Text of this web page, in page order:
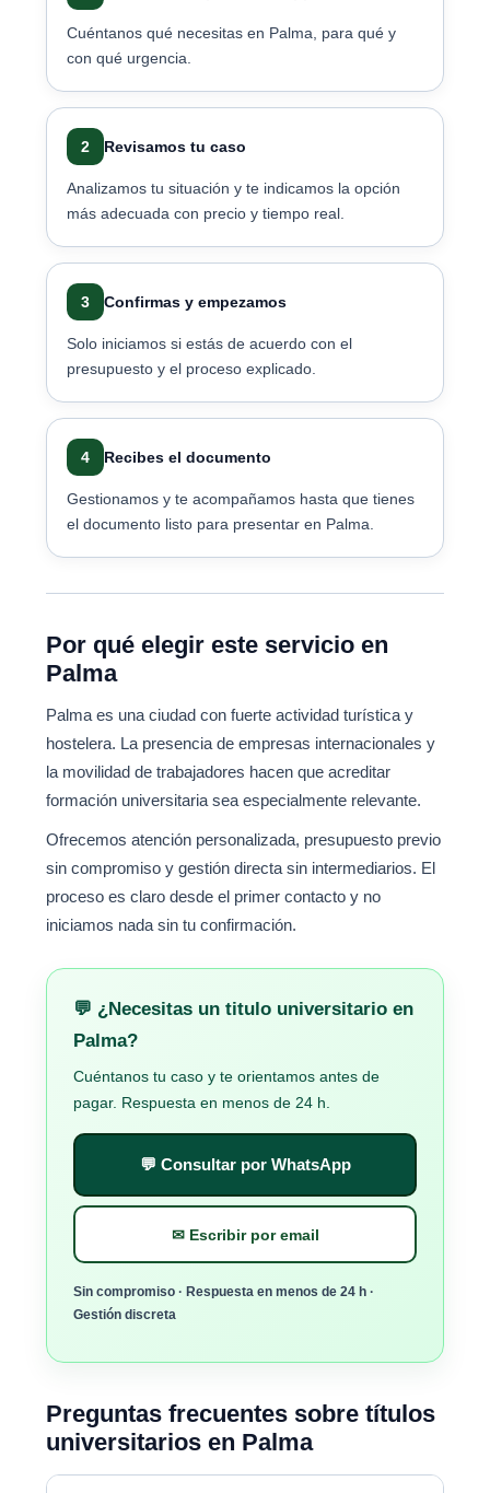
Cuéntanos qué necesitas en Palma, para qué y
con qué urgencia.
2 Revisamos tu caso
Analizamos tu situación y te indicamos la opción
más adecuada con precio y tiempo real.
3 Confirmas y empezamos
Solo iniciamos si estás de acuerdo con el
presupuesto y el proceso explicado.
4 Recibes el documento
Gestionamos y te acompañamos hasta que tienes
el documento listo para presentar en Palma.
Por qué elegir este servicio en
Palma
Palma es una ciudad con fuerte actividad turística y
hostelera. La presencia de empresas internacionales y
la movilidad de trabajadores hacen que acreditar
formación universitaria sea especialmente relevante.
Ofrecemos atención personalizada, presupuesto previo
sin compromiso y gestión directa sin intermediarios. El
proceso es claro desde el primer contacto y no
iniciamos nada sin tu confirmación.
💬 ¿Necesitas un titulo universitario en
Palma?
Cuéntanos tu caso y te orientamos antes de
pagar. Respuesta en menos de 24 h.
💬 Consultar por WhatsApp
✉ Escribir por email
Sin compromiso · Respuesta en menos de 24 h ·
Gestión discreta
Preguntas frecuentes sobre títulos
universitarios en Palma